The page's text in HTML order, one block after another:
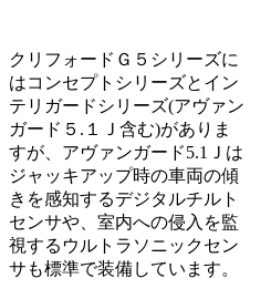
クリフォードＧ５シリーズに
はコンセプトシリーズとイン
テリガードシリーズ(アヴァン
ガード５.１Ｊ含む)がありま
すが、アヴァンガード5.1Ｊは
ジャッキアップ時の車両の傾
きを感知するデジタルチルト
センサや、室内への侵入を監
視するウルトラソニックセン
サも標準で装備しています。